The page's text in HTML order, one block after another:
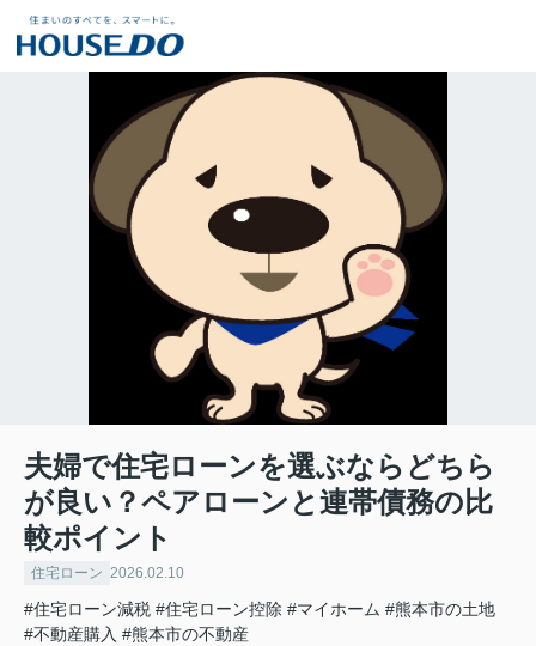
夫婦で住宅ローンを選ぶならどちら
が良い？ペアローンと連帯債務の比
較ポイント
住宅ローン 2026.02.10
#住宅ローン減税 #住宅ローン控除 #マイホーム #熊本市の土地
#不動産購入 #熊本市の不動産